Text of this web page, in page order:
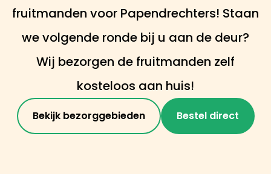
fruitmanden voor Papendrechters! Staan
we volgende ronde bij u aan de deur?
Wij bezorgen de fruitmanden zelf
kosteloos aan huis!
Bekijk bezorggebieden Bestel direct